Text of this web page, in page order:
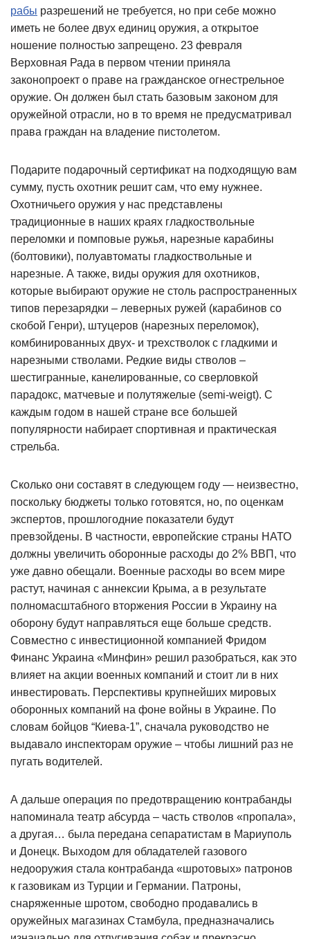
рабы разрешений не требуется, но при себе можно
иметь не более двух единиц оружия, а открытое
ношение полностью запрещено. 23 февраля
Верховная Рада в первом чтении приняла
законопроект о праве на гражданское огнестрельное
оружие. Он должен был стать базовым законом для
оружейной отрасли, но в то время не предусматривал
права граждан на владение пистолетом.
Подарите подарочный сертификат на подходящую вам
сумму, пусть охотник решит сам, что ему нужнее.
Охотничьего оружия у нас представлены
традиционные в наших краях гладкоствольные
переломки и помповые ружья, нарезные карабины
(болтовики), полуавтоматы гладкоствольные и
нарезные. А также, виды оружия для охотников,
которые выбирают оружие не столь распространенных
типов перезарядки – леверных ружей (карабинов со
скобой Генри), штуцеров (нарезных переломок),
комбинированных двух- и трехстволок с гладкими и
нарезными стволами. Редкие виды стволов –
шестигранные, канелированные, со сверловкой
парадокс, матчевые и полутяжелые (semi-weigt). С
каждым годом в нашей стране все большей
популярности набирает спортивная и практическая
стрельба.
Сколько они составят в следующем году — неизвестно,
поскольку бюджеты только готовятся, но, по оценкам
экспертов, прошлогодние показатели будут
превзойдены. В частности, европейские страны НАТО
должны увеличить оборонные расходы до 2% ВВП, что
уже давно обещали. Военные расходы во всем мире
растут, начиная с аннексии Крыма, а в результате
полномасштабного вторжения России в Украину на
оборону будут направляться еще больше средств.
Совместно с инвестиционной компанией Фридом
Финанс Украина «Минфин» решил разобраться, как это
влияет на акции военных компаний и стоит ли в них
инвестировать. Перспективы крупнейших мировых
оборонных компаний на фоне войны в Украине. По
словам бойцов “Киева-1”, сначала руководство не
выдавало инспекторам оружие – чтобы лишний раз не
пугать водителей.
А дальше операция по предотвращению контрабанды
напоминала театр абсурда – часть стволов «пропала»,
а другая… была передана сепаратистам в Мариуполь
и Донецк. Выходом для обладателей газового
недооружия стала контрабанда «шротовых» патронов
к газовикам из Турции и Германии. Патроны,
снаряженные шротом, свободно продавались в
оружейных магазинах Стамбула, предназначались